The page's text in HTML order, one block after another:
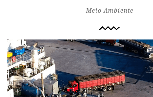
Meio Ambiente